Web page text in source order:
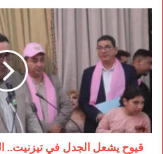
قيوح
يشعل
الجدل
في
تيزنيت..
الحافلات
تدخل
الحرب
الحزبية
قيوح يشعل الجدل في تيزنيت..